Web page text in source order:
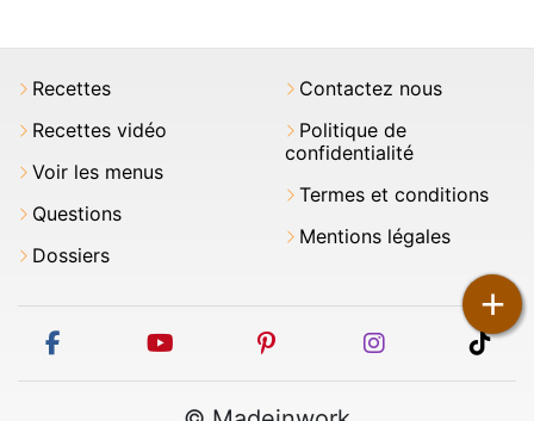
+
Recettes
Recettes vidéo
Voir les menus
Questions
Dossiers
Contactez nous
Politique de
confidentialité
Termes et conditions
Mentions légales
facebook youtube pinterest instagram